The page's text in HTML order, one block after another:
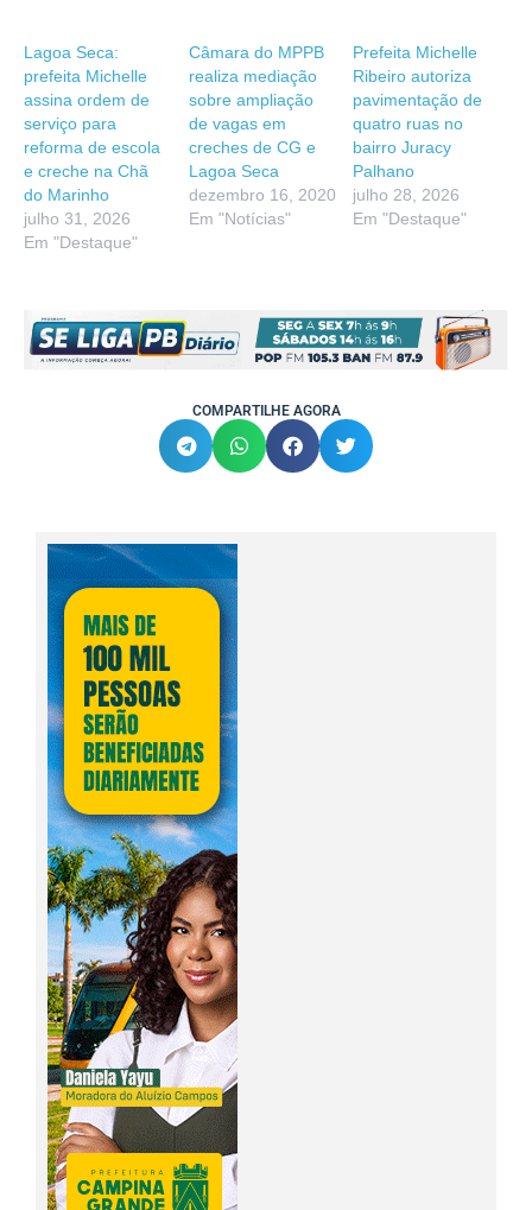
Lagoa Seca:
prefeita Michelle
assina ordem de
serviço para
reforma de escola
e creche na Chã
do Marinho
julho 31, 2026
Em "Destaque"
Câmara do MPPB
realiza mediação
sobre ampliação
de vagas em
creches de CG e
Lagoa Seca
dezembro 16, 2020
Em "Notícias"
Prefeita Michelle
Ribeiro autoriza
pavimentação de
quatro ruas no
bairro Juracy
Palhano
julho 28, 2026
Em "Destaque"
COMPARTILHE AGORA